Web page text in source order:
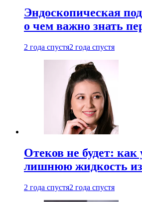
Эндоскопическая
о чем важно знать
2 года спустя2 года спустя
Отеков не будет: как
лишнюю жидкость из
2 года спустя2 года спустя